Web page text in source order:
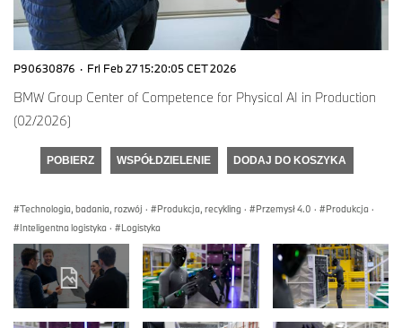
P90630876 · Fri Feb 27 15:20:05 CET 2026
BMW Group Center of Competence for Physical AI in Production
(02/2026)
POBIERZ WSPÓŁDZIELENIE DODAJ DO KOSZYKA
Technologia, badania, rozwój · Produkcja, recykling · Przemysł 4.0 · Produkcja ·
Inteligentna logistyka · Logistyka